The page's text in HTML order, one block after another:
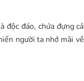
đáo, chứa đựng cả
người ta nhớ mãi về